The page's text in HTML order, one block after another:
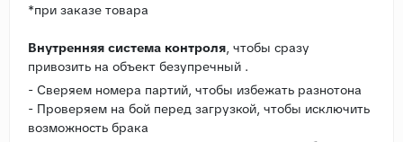
*при заказе товара
Внутренняя система контроля, чтобы сразу
привозить на объект безупречный .
- Сверяем номера партий, чтобы избежать разнотона
- Проверяем на бой перед загрузкой, чтобы исключить
возможность брака